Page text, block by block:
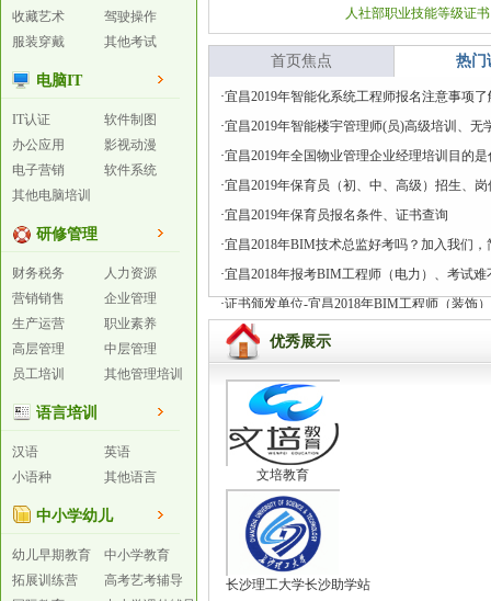
收藏艺术
驾驶操作
服装穿戴
其他考试
电脑IT
IT认证
软件制图
办公应用
影视动漫
电子营销
软件系统
其他电脑培训
研修管理
财务税务
人力资源
营销销售
企业管理
生产运营
职业素养
高层管理
中层管理
员工培训
其他管理培训
语言培训
汉语
英语
小语种
其他语言
中小学幼儿
幼儿早期教育
中小学教育
拓展训练营
高考艺考辅导
人社部职业技能等级证书
首页焦点 热门
·宜昌2019年智能化系统工程师报名注意事项了
·宜昌2019年智能楼宇管理师(员)高级培训、无
·宜昌2019年全国物业管理企业经理培训目的是
·宜昌2019年保育员（初、中、高级）招生、
·宜昌2019年保育员报名条件、证书查询
·宜昌2018年BIM技术总监好考吗？加入我们，
·宜昌2018年报考BIM工程师（电力）、考试难
·证书颁发单位-宜昌2018年BIM工程师（装饰
优秀展示
文培教育
长沙理工大学长沙助学站